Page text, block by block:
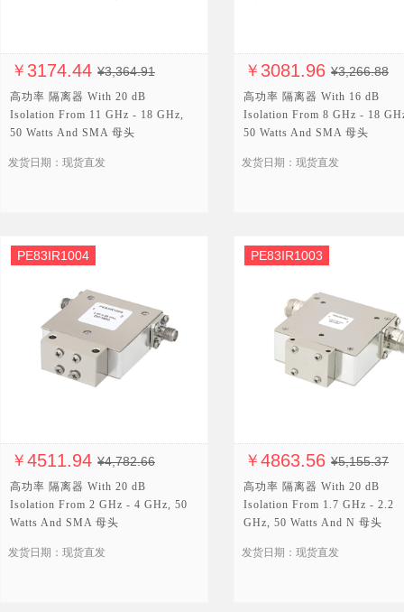
￥ 3174.44 ¥3,364.91
高功率 隔离器 With 20 dB
Isolation From 11 GHz - 18 GHz,
50 Watts And SMA 母头
发货日期：现货直发
￥ 3081.96 ¥3,266.88
高功率 隔离器 With 16 dB
Isolation From 8 GHz - 18
50 Watts And SMA 母头
发货日期：现货直发
￥ 4511.94 ¥4,782.66
PE83IR1004
高功率 隔离器 With 20 dB
Isolation From 2 GHz - 4 GHz, 50
Watts And SMA 母头
发货日期：现货直发
￥ 4863.56 ¥5,155.37
PE83IR1003
高功率 隔离器 With 20 dB
Isolation From 1.7 GHz - 2.2
GHz, 50 Watts And N 母头
发货日期：现货直发